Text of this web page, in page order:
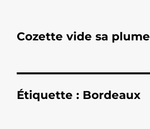
Cozette vide sa plume
Étiquette : Bordeaux